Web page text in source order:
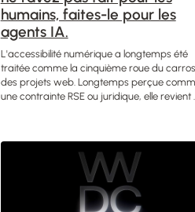
humains, faites-le pour les
agents IA.
L'accessibilité numérique a longtemps été
traitée comme la cinquième roue du
des projets web. Longtemps perçue
une contrainte RSE ou juridique, elle revient ...